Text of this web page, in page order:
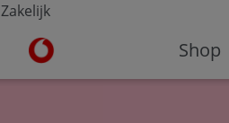
Zakelijk
Ga naar de Vodafone
Shop